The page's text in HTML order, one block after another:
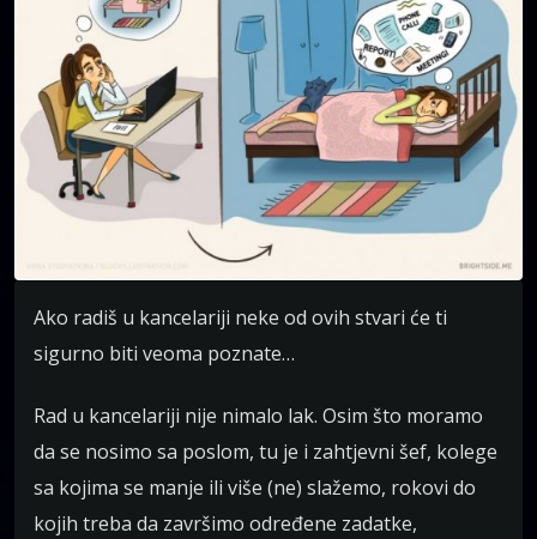
Ako radiš u kancelariji neke od ovih stvari će ti
sigurno biti veoma poznate…
Rad u kancelariji nije nimalo lak. Osim što moramo
da se nosimo sa poslom, tu je i zahtjevni šef, kolege
sa kojima se manje ili više (ne) slažemo, rokovi do
kojih treba da završimo određene zadatke,